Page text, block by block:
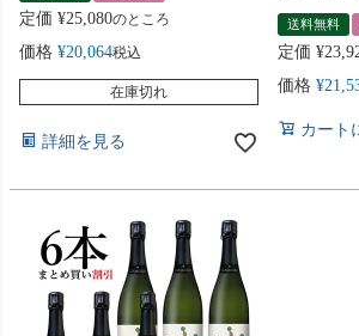
定価 ¥25,080のところ
価格 ¥20,064税込
在庫切れ
詳細を見る
送料無料
定価 ¥
価格 ¥
カート